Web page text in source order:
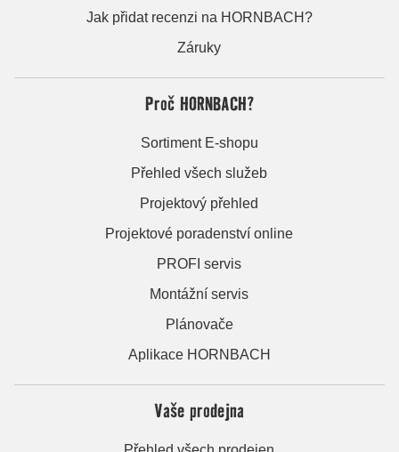
Jak přidat recenzi na HORNBACH?
Záruky
Proč HORNBACH?
Sortiment E-shopu
Přehled všech služeb
Projektový přehled
Projektové poradenství online
PROFI servis
Montážní servis
Plánovače
Aplikace HORNBACH
Vaše prodejna